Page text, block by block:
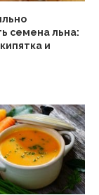
семена льна:
и